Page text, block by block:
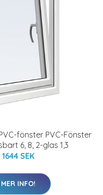
fönster PVC-Fönster
6, 8, 2-glas 1,3
1644 SEK
MER INFO!